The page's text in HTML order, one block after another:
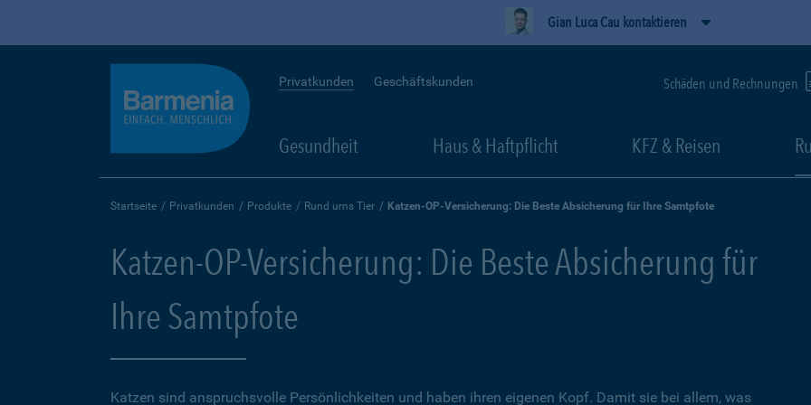
Gian Luca Cau kontaktieren
Privatkunden Geschäftskunden Schäden und Rechnungen
Gesundheit Haus & Haftpflicht KFZ & Reisen
Startseite Privatkunden Produkte Rund ums Tier Katzen-OP-Versicherung: Die Beste Absicherung für Ihre Samtpfote
Katzen-OP-Versicherung: Die Beste Absicherung für
Ihre Samtpfote
Katzen sind anspruchsvolle Persönlichkeiten und haben ihren eigenen Kopf. Damit sie bei allem, was